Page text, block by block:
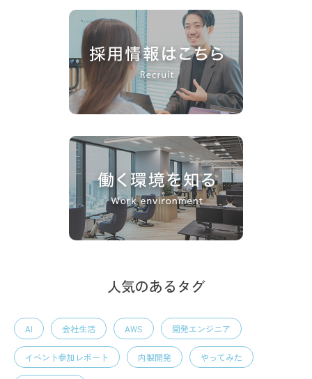
人気のあるタグ
AI 会社生活 AWS 開発エンジニア
イベント参加レポート 内製開発 やってみた